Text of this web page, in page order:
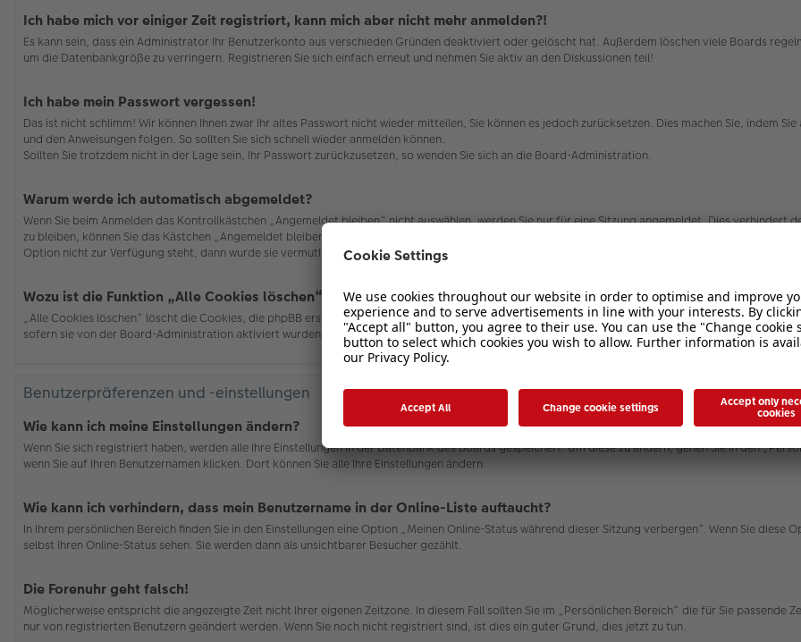
Ich habe mich vor einiger Zeit registriert, kann mich aber nicht mehr anmelden?!
Es kann sein, dass ein Administrator Ihr Benutzerkonto aus verschieden Gründen deaktiviert oder gelöscht hat. Außerdem löschen viele Boards
um die Datenbankgröße zu verringern. Registrieren Sie sich einfach erneut und nehmen Sie aktiv an den Diskussionen teil!
Ich habe mein Passwort vergessen!
Das ist nicht schlimm! Wir können Ihnen zwar Ihr altes Passwort nicht wieder mitteilen, Sie können es jedoch zurücksetzen. Dies machen Sie, indem
und den Anweisungen folgen. So sollten Sie sich schnell wieder anmelden können.
Sollten Sie trotzdem nicht in der Lage sein, Ihr Passwort zurückzusetzen, so wenden Sie sich an die Board-Administration.
Warum werde ich automatisch abgemeldet?
Wenn Sie beim Anmelden das Kontrollkästchen „Angemeldet bleiben“ nicht auswählen, werden Sie nur für eine Sitzung angemeldet. Dies
zu bleiben, können Sie das Kästchen „Angemeldet bleiben“ beim Anmelden auswählen. Dies ist nicht empfehlenswert, wenn Sie sich an einem
Option nicht zur Verfügung steht, dann wurde sie vermutlich von der Board-Administration ausgeschaltet.
Wozu ist die Funktion „Alle Cookies löschen“?
„Alle Cookies löschen“ löscht die Cookies, die phpBB erstellt hat und die dafür sorgen, dass Sie im Forum angemeldet bleiben. Außerdem
sofern sie von der Board-Administration aktiviert wurden. Wenn Sie Probleme bei der An- oder Abmeldung haben, kann es helfen, wenn Sie die
Benutzerpräferenzen und -einstellungen
Wie kann ich meine Einstellungen ändern?
Wenn Sie sich registriert haben, werden alle Ihre Einstellungen in der Datenbank des Boards gespeichert. Um diese zu ändern, gehen Sie in den
wenn Sie auf Ihren Benutzernamen klicken. Dort können Sie alle Ihre Einstellungen ändern.
Wie kann ich verhindern, dass mein Benutzername in der Online-Liste auftaucht?
In Ihrem persönlichen Bereich finden Sie in den Einstellungen eine Option „Meinen Online-Status während dieser Sitzung verbergen“. Wenn Sie
selbst Ihren Online-Status sehen. Sie werden dann als unsichtbarer Besucher gezählt.
Die Forenuhr geht falsch!
Möglicherweise entspricht die angezeigte Zeit nicht Ihrer eigenen Zeitzone. In diesem Fall sollten Sie im „Persönlichen Bereich“ die für Sie
nur von registrierten Benutzern geändert werden. Wenn Sie noch nicht registriert sind, ist dies ein guter Grund, dies jetzt zu tun.